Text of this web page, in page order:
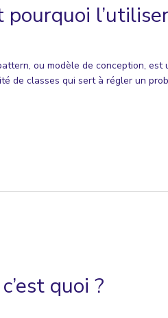
ou modèle de conception,
de classes qui sert à régler un
quoi ?